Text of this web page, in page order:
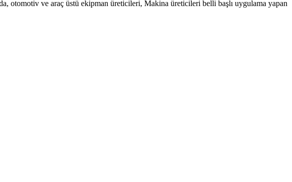
otomotiv ve araç üstü ekipman üreticileri, Makina üreticileri belli başlı uygulama yapan